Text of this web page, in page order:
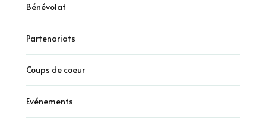
Bénévolat
Partenariats
Coups de coeur
Evénements